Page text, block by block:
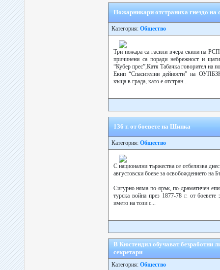
Пожарникари отстраниха гнездо
Категория: Общество
Три пожара са гасили вчера екипи на
причинени са поради небрежност и
“Кубер прес”,Катя Табачка говорител на
Екип “Спасителни дейности” на
къща в града, като е отстран...
136 г. от боевете на Шипка
Категория: Общество
С национални тържества се отбелязва
августовски боеве за освобождението на
Сигурно няма по-ярък, по-драматичен
турска война през 1877-78 г. от
името на този с...
В Кюстендил обучават безработни
секретари
Категория: Общество